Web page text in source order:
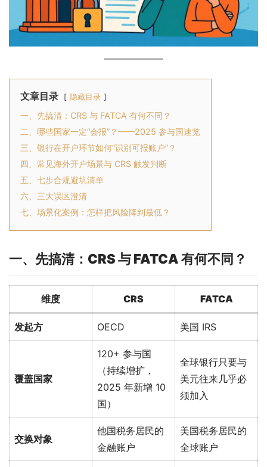
文章目录 隐藏目录
一、先搞清：CRS 与 FATCA 有何不同？
二、哪些国家一定“会报”？——2025 参与国速览
三、银行在开户环节如何“识别可报账户”？
四、常见海外开户场景与 CRS 触发判断
五、七步合规避坑清单
六、三大误区澄清
七、场景化案例：怎样把风险降到最低？
一、先搞清：CRS 与 FATCA 有何不同？
维度 CRS FATCA
发起方 OECD 美国 IRS
覆盖国家
120+ 参与国
（持续增扩，
2025 年新增 10
国）
全球银行只要与
美元往来几乎必
须加入
交换对象
他国税务居民的
金融账户
美国税务居民的
全球账户